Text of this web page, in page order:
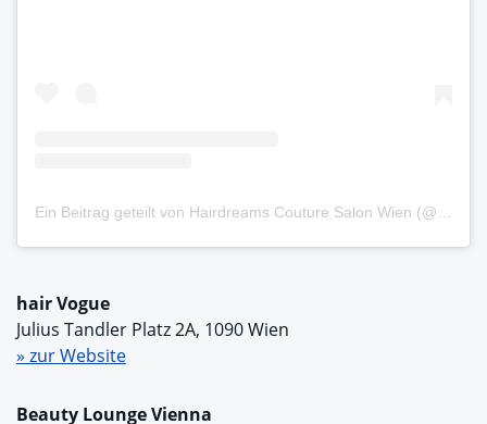
hair Vogue
Julius Tandler Platz 2A, 1090 Wien
» zur Website
Beauty Lounge Vienna